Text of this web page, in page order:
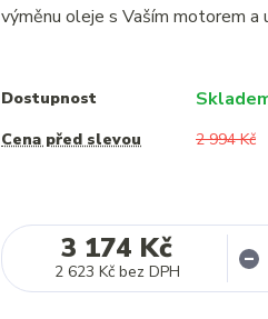
výměnu oleje s Vaším motorem a
Dostupnost
Cena před slevou 2 994 Kč
3 174 Kč
2 623 Kč bez DPH